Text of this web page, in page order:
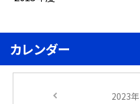
カレンダー
2023年